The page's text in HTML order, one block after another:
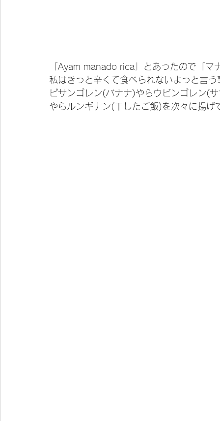
「Ayam manado rica」とあったので「マ
私はきっと辛くて食べられないよっと言う
ピサンゴレン(バナナ)やらウビンゴレン(
やらルンギナン(干したご飯)を次々に揚げ